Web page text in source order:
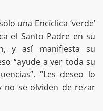
una Encíclica ‘verde’
el Santo Padre en su
y así manifiesta su
“ayude a ver toda su
“Les deseo lo
no se olviden de rezar